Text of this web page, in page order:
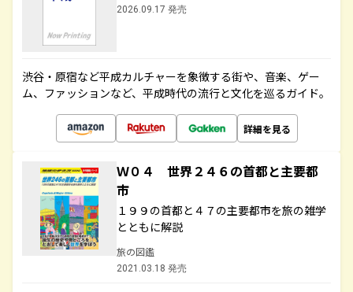
2026.09.17 発売
渋谷・原宿など平成カルチャーを象徴する街や、音楽、ゲー
ム、ファッションなど、平成時代の流行と文化を巡るガイド。
詳細を見る
Ｗ０４ 世界２４６の首都と主要都
市
１９９の首都と４７の主要都市を旅の雑学
とともに解説
旅の図鑑
2021.03.18 発売